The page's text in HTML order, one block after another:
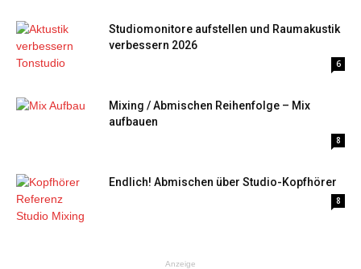
Studiomonitore aufstellen und Raumakustik
verbessern 2026
6
Mixing / Abmischen Reihenfolge – Mix
aufbauen
8
Endlich! Abmischen über Studio-Kopfhörer
8
Anzeige